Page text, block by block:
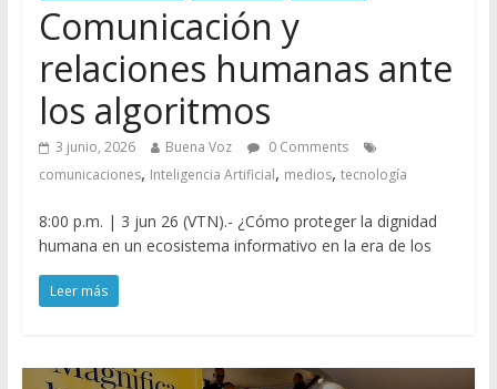
Comunicación y
relaciones humanas ante
los algoritmos
3 junio, 2026 Buena Voz
0 Comments
comunicaciones, Inteligencia Artificial, medios, tecnología
8:00 p.m. | 3 jun 26 (VTN).- ¿Cómo proteger la dignidad
humana en un ecosistema informativo en la era de los
Leer más